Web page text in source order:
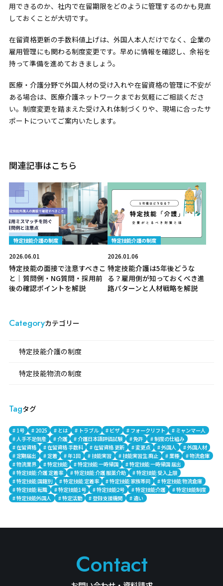
用できるのか、社内で在留期限をどのように管理するのかも見直
しておくことが大切です。
在留資格更新の手数料値上げは、外国人本人だけでなく、企業の
雇用管理にも関わる制度変更です。早めに情報を確認し、余裕を
持って準備を進めておきましょう。
医療・介護分野で外国人材の受け入れや在留資格の管理に不安が
ある場合は、医療介護ネットワークまでお気軽にご相談くださ
い。制度変更を踏まえた受け入れ体制づくりや、現場に合ったサ
ポートについてご案内いたします。
関連記事はこちら
特定技能介護の制度
2026.06.01
特定技能の面接で注意すべきこ
と｜質問例・NG質問・採用前
後の確認ポイントを解説
特定技能介護の制度
2026.01.06
特定技能介護は5年後どうな
る？雇用側が知っておくべき進
路パターンと人材戦略を解説
Categoryカテゴリー
特定技能介護の制度
特定技能物流の制度
Tagタグ
# 1号 # 2025 # とは # トラブル # ビザ # フォークリフト
# ミャンマー人
# 人手不足倒産
# 介護 # 介護日本語評価試験 # 免許
# 制度の仕組み
# 在留資格
# 在留資格 手数料 # 在留資格 更新 # 変更点 # 外国人
# 外国人材
# 定期届出
# 定着 # 年1回 # 技能実習 # 技能実習生 廃止 # 業種
# 物流倉庫
# 物流業界
# 特定技能 # 特定技能 一時帰国
# 特定技能 一時帰国 届出
# 特定技能 介護 定着率
# 特定技能 介護 服薬介助
# 特定技能 受入上限
# 特定技能 国籍別
# 特定技能 定着率 # 特定技能 家族帯同
# 特定技能 物流倉庫
# 特定技能 転職
# 特定技能1号 # 特定技能2号 # 特定技能介護
# 特定技能制度
# 特定技能外国人
# 特定活動 # 登録支援機関 # 違い
Contact